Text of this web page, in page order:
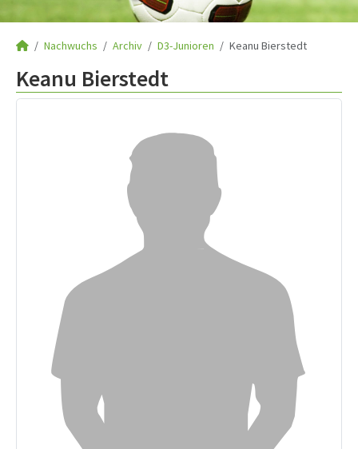
Nachwuchs Archiv D3-Junioren Keanu Bierstedt
Keanu Bierstedt